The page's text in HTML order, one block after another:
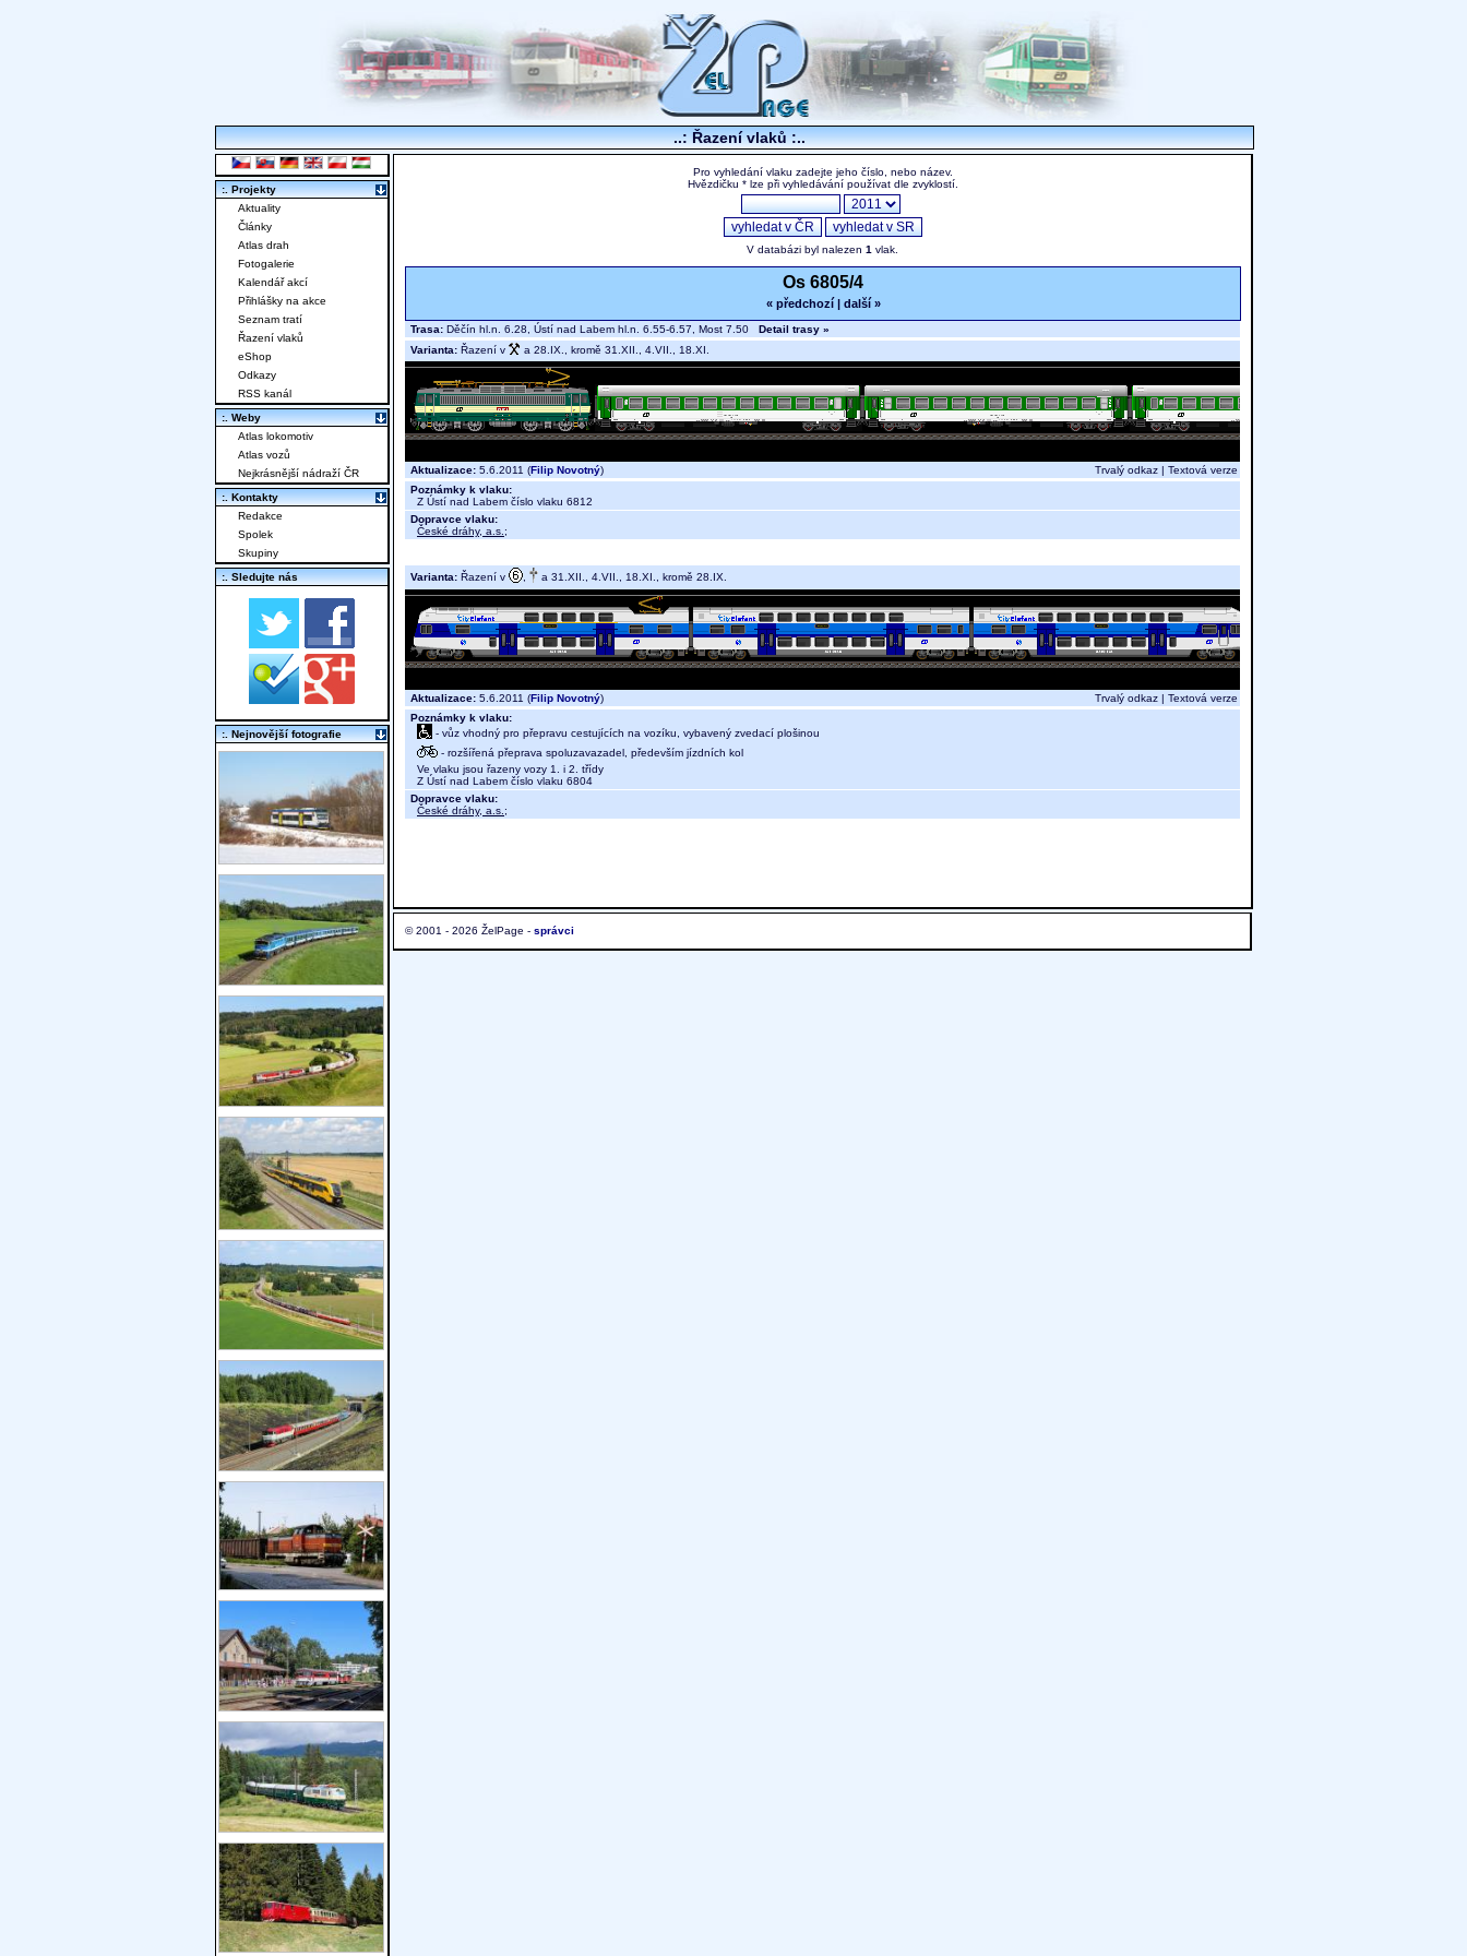
..: Řazení vlaků :..
Pro vyhledání vlaku zadejte jeho číslo, nebo název.
Hvězdičku * lze při vyhledávání používat dle zvyklostí.
V databázi byl nalezen 1 vlak.
Os 6805/4
« předchozí| další »
Trasa: Děčín hl.n. 6.28, Ústí nad Labem hl.n. 6.55-6.57, Most 7.50 Detail trasy »
Varianta: Řazení v a 28.IX., kromě 31.XII., 4.VII., 18.XI.
Aktualizace: 5.6.2011 (Filip Novotný) Trvalý odkaz | Textová verze
Poznámky k vlaku:
Z Ústí nad Labem číslo vlaku 6812
Dopravce vlaku:
České dráhy, a.s. ;
Varianta: Řazení v a 31.XII., 4.VII., 18.XI., kromě 28.IX.
Aktualizace: 5.6.2011 (Filip Novotný) Trvalý odkaz | Textová verze
Poznámky k vlaku:
- vůz vhodný pro přepravu cestujících na vozíku, vybavený zvedací plošinou
- rozšířená přeprava spoluzavazadel, především jízdních kol
Ve vlaku jsou řazeny vozy 1. i 2. třídy
Z Ústí nad Labem číslo vlaku 6804
Dopravce vlaku:
České dráhy, a.s. ;
© 2001 - 2026 ŽelPage - správci
:. Projekty
Aktuality
Články
Atlas drah
Fotogalerie
Kalendář akcí
Přihlášky na akce
Seznam tratí
Řazení vlaků
eShop
Odkazy
RSS kanál
:. Weby
Atlas lokomotiv
Atlas vozů
Nejkrásnější nádraží ČR
:. Kontakty
Redakce
Spolek
Skupiny
:. Sledujte nás
:. Nejnovější fotografie